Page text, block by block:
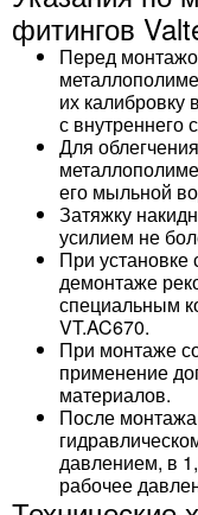
фитингов
Перед
их калибровку
с внутреннего
Для
его мыльной
Затяжку
усилием не
При установке
демонтаже
специальным
VT.AC670.
При монтаже
применение
материалов.
После
давлением, в
рабочее